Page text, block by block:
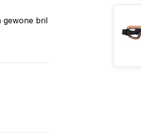
gewone bril